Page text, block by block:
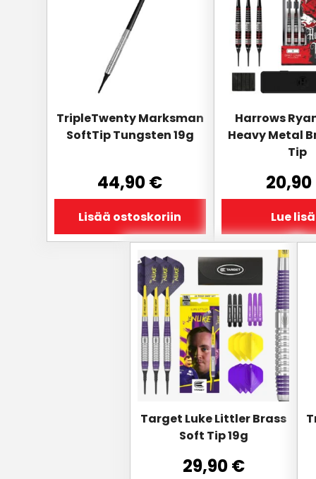
TripleTwenty Marksman
SoftTip Tungsten 19g
44,90€
Lisää ostoskoriin
Harrows
Heavy Metal
Tip
20,90
Lue
Target Luke Littler Brass
Soft Tip 19g
29,90€